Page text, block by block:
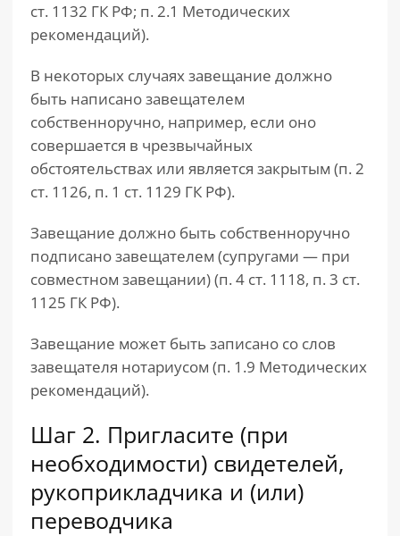
ст. 1132 ГК РФ; п. 2.1 Методических
рекомендаций).
В некоторых случаях завещание должно
быть написано завещателем
собственноручно, например, если оно
совершается в чрезвычайных
обстоятельствах или является закрытым (п. 2
ст. 1126, п. 1 ст. 1129 ГК РФ).
Завещание должно быть собственноручно
подписано завещателем (супругами — при
совместном завещании) (п. 4 ст. 1118, п. 3 ст.
1125 ГК РФ).
Завещание может быть записано со слов
завещателя нотариусом (п. 1.9 Методических
рекомендаций).
Шаг 2. Пригласите (при
необходимости) свидетелей,
рукоприкладчика и (или)
переводчика